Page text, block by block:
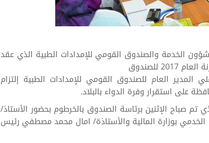
شؤون الخدمة والصندوق القومي للإمدادات الطبية الذي عقد
للصندوق
العام للصندوق القومي للٳمدادات الطبية إلتزام
خلال إجتماع إجازة موازنة العام 2017 الذي تم صباح الإثنين برئاسة الصندوق بالخرطوم بحضور الأستاذ/
الخدمي بوزارة المالية والأستاذة/ امال محمد مصطفي رئيس